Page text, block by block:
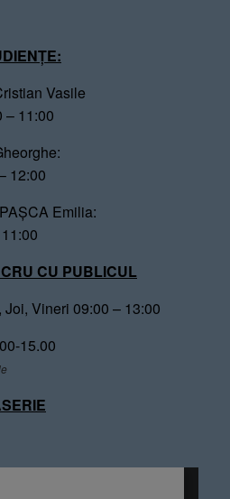
Vasile
– 11:00
12:00
PAȘCA Emilia:
CU PUBLICUL
Vineri 09:00 – 13:00
15.00